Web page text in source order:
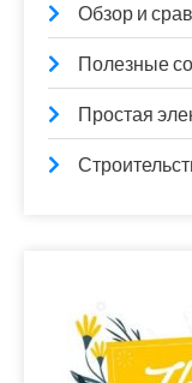
Обзор и
Полезные
Простая